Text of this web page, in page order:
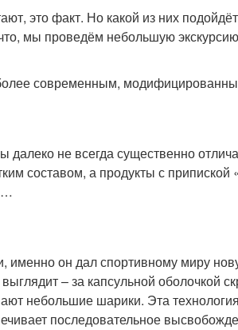
это факт. Но какой из них
мы проведём небольшую
современным,
не всегда существенно
составом, а продукты с припиской
именно он дал спортивному миру
– за капсульной оболочкой
небольшие шарики. Эта
последовательное